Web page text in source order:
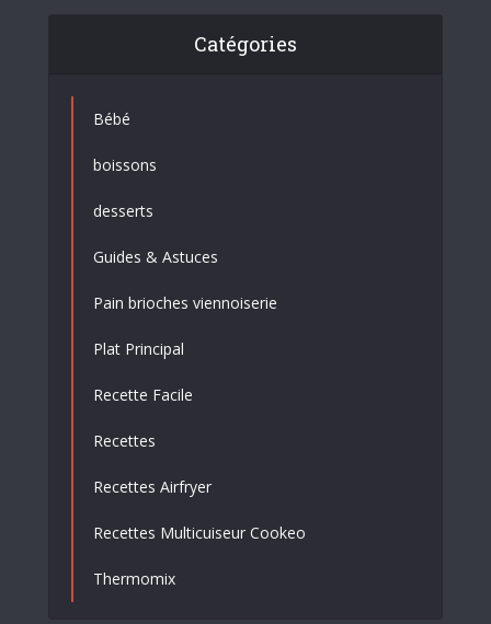
Catégories
Bébé
boissons
desserts
Guides & Astuces
Pain brioches viennoiserie
Plat Principal
Recette Facile
Recettes
Recettes Airfryer
Recettes Multicuiseur Cookeo
Thermomix